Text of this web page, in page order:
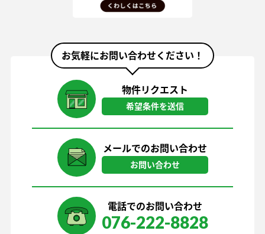
お気軽にお問い合わせください！
物件リクエスト
希望条件を送信
メールでのお問い合わせ
お問い合わせ
電話でのお問い合わせ
076-222-8828